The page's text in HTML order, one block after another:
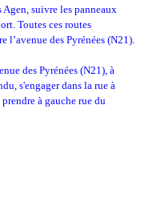
suivre les panneaux
Toutes ces routes
l’avenue des Pyrénées (N21).
des Pyrénées (N21), à
s'engager dans la rue à
à gauche rue du